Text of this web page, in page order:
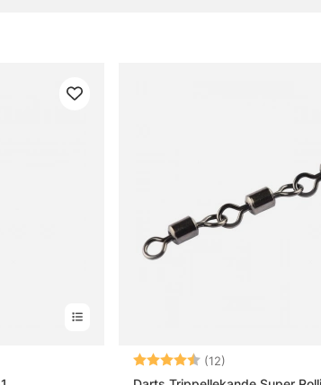
émerillons
?
à roulements à billes ?
triple ?
Note: (12)